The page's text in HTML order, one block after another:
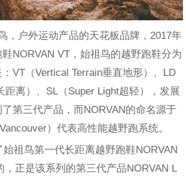
，户外运动产品的天花板品牌，2017年
NORVAN VT，始祖鸟的越野跑鞋分为
VT（Vertical Terrain垂直地形）、LD
距离）、SL（Super Light超轻），发展
第三代产品，而NORVAN的命名源于
）代表高性能越野跑系统。
祖鸟第一代长距离越野跑鞋NORVAN
，正是该系列的第三代产品NORVAN L